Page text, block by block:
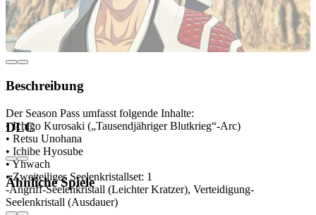
Beschreibung
Der Season Pass umfasst folgende Inhalte:
• Ichigo Kurosaki („Tausendjähriger Blutkrieg“-Arc)
• Retsu Unohana
• Ichibe Hyosube
• Yhwach
• Zweiteiliges Seelenkristallset: 1
-Angriff-Seelenkristall (Leichter Kratzer), Verteidigung-
Seelenkristall (Ausdauer)
DLC
Ähnliche Spiele